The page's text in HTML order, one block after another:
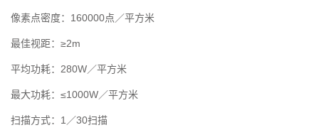
像素点密度：160000点／平方米
最佳视距：≥2m
平均功耗：280W／平方米
最大功耗：≤1000W／平方米
扫描方式：1／30扫描